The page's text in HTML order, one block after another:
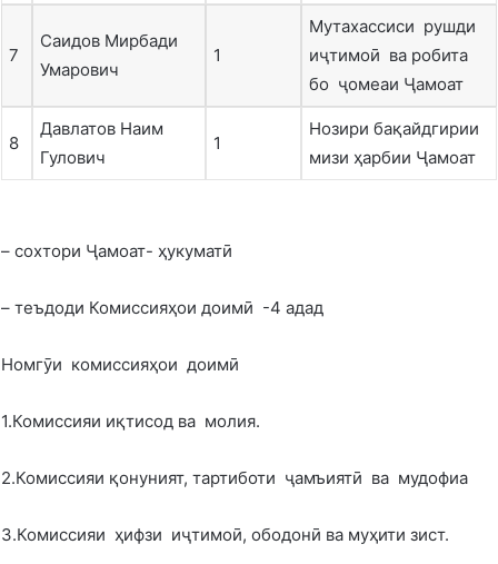
7
Саидов Мирбади
Умарович
1
Мутахассиси рушди
иҷтимоӣ ва робита
бо ҷомеаи Ҷамоат
8
Давлатов Наим
Гулович
1
Нозири бақайдгирии
мизи ҳарбии Ҷамоат
– сохтори Ҷамоат- ҳукуматӣ
– теъдоди Комиссияҳои доимӣ -4 адад
Номгӯи комиссияҳои доимӣ
1.Комиссияи иқтисод ва молия.
2.Комиссияи қонуният, тартиботи ҷамъиятӣ ва мудофиа
3.Комиссияи ҳифзи иҷтимоӣ, ободонӣ ва муҳити зист.